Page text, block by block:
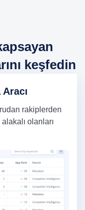
keşfedin
rakiplerden
olanları